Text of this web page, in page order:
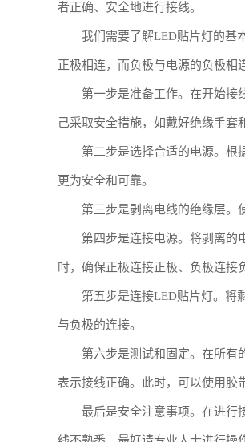
者正确、安全地进行接线。
我们需要了解LED贴片灯的基
正极相连，而负极与电源的负极相
第一步是准备工作。在开始接
己采取安全措施，如戴好绝缘手套
第二步是选择合适的电源。根
更为安全和可靠。
第三步是剥离电线的绝缘层。
第四步是连接电源。将剥离的
时，确保正极连接正极、负极连接
第五步是连接LED贴片灯。将
与负极的连接。
第六步是测试和固定。在所有
表示接线正确。此时，可以使用胶
最后是安全注意事项。在进行